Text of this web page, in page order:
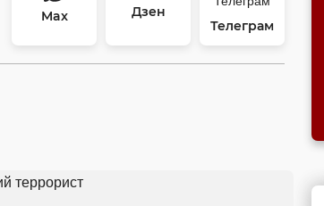
Max
Дзен
Телеграм